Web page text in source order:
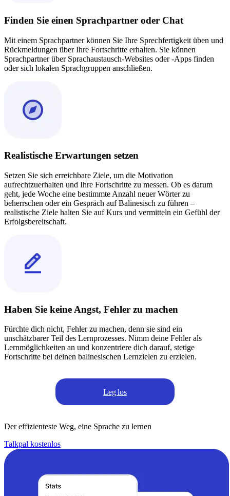
Finden Sie einen Sprachpartner oder Chat
Mit einem Sprachpartner können Sie Ihre Sprechfertigkeit üben und
Rückmeldungen über Ihre Fortschritte erhalten. Sie können
Sprachpartner über Sprachaustausch-Websites oder -Apps finden
oder sich lokalen Sprachgruppen anschließen.
Realistische Erwartungen setzen
Setzen Sie sich erreichbare Ziele, um die Motivation
aufrechtzuerhalten und Ihre Fortschritte zu messen. Ob es darum
geht, jede Woche eine bestimmte Anzahl neuer Wörter zu
beherrschen oder ein Gespräch auf Balinesisch zu führen –
realistische Ziele halten Sie auf Kurs und vermitteln ein Gefühl der
Erfolgsbereitschaft.
Haben Sie keine Angst, Fehler zu machen
Fürchte dich nicht, Fehler zu machen, denn sie sind ein
unschätzbarer Teil des Lernprozesses. Nimm deine Fehler als
Lernmöglichkeiten an und konzentriere dich darauf, stetige
Fortschritte bei deinen balinesischen Lernzielen zu erzielen.
Leg los
Der effizienteste Weg, eine Sprache zu lernen
Talkpal kostenlos